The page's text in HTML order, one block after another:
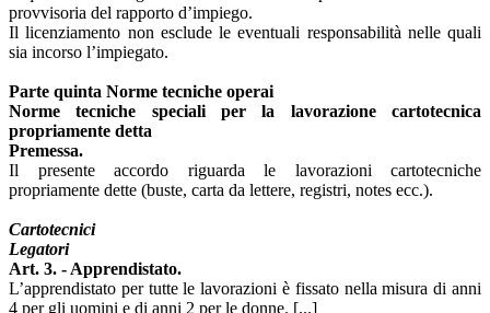
provvisoria del rapporto d’impiego.
Il licenziamento non esclude le eventuali responsabilità nelle quali
sia incorso l’impiegato.
Parte quinta Norme tecniche operai
Norme tecniche speciali per la lavorazione cartotecnica
propriamente detta
Premessa.
Il presente accordo riguarda le lavorazioni cartotecniche
propriamente dette (buste, carta da lettere, registri, notes ecc.).
Cartotecnici
Legatori
Art. 3. - Apprendistato.
L’apprendistato per tutte le lavorazioni è fissato nella misura di anni
4 per gli uomini e di anni 2 per le donne. [...]